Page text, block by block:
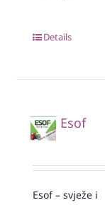
Details
Esof
Esof – svježe i